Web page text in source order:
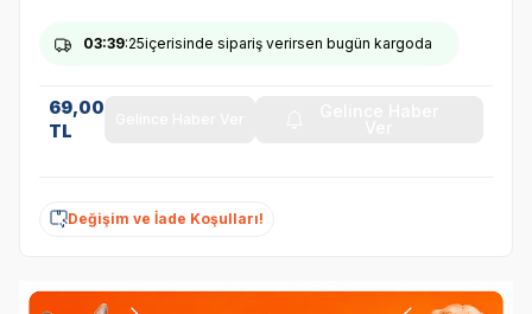
03:39:25içerisinde sipariş verirsen bugün kargoda
69,00
TL
Değişim ve İade Koşulları!